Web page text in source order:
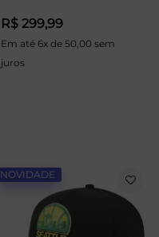
R$ 299,99
Em até 6x de 50,00 sem
juros
NOVIDADE